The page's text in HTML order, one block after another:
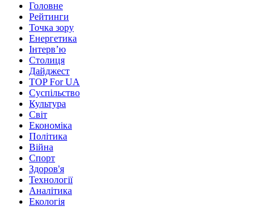
Головне
Рейтинги
Точка зору
Енергетика
Інтерв’ю
Столиця
Дайджест
TOP For UA
Суспiльство
Культура
Світ
Економіка
Політика
Війна
Спорт
Здоров'я
Технології
Аналітика
Екологія